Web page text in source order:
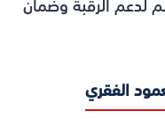
الفقري